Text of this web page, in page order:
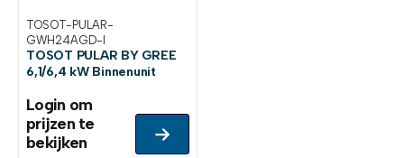
TOSOT-PULAR-
GWH24AGD-I
TOSOT PULAR BY GREE
6,1/6,4 kW Binnenunit
Login om
prijzen te
bekijken